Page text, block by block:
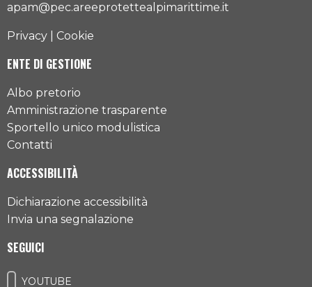
apam@pec.areeprotettealpimarittime.it
Privacy Cookie
ENTE DI GESTIONE
Albo pretorio
Amministrazione trasparente
Sportello unico modulistica
Contatti
ACCESSIBILITÀ
Dichiarazione accessibilità
Invia una segnalazione
SEGUICI
YOUTUBE